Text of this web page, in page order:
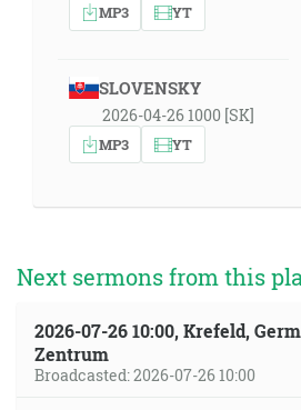
MP3 YT
SLOVENSKY
2026-04-26 1000 [SK]
MP3 YT
Next sermons from this
2026-07-26 10:00, Krefeld,
Zentrum
Broadcasted: 2026-07-26 10:00